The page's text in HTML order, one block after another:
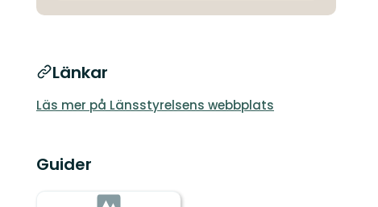
Länkar
Läs mer på Länsstyrelsens webbplats
Guider